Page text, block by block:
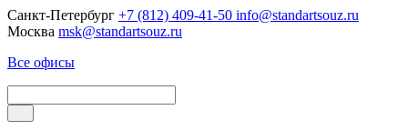
Санкт-Петербург +7 (812) 409-41-50 info@standartsouz.ru
Москва msk@standartsouz.ru
Все офисы